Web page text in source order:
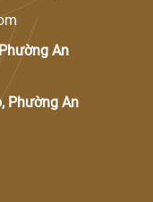
An
Phường An